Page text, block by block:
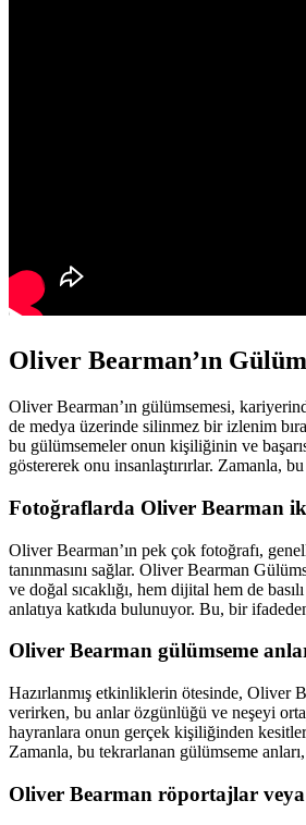
Oliver Bearman’ın
Oliver Bearman’ın gülümsemesi,
de medya üzerinde silinmez bir izlenim
bu gülümsemeler onun kişiliğinin ve
göstererek onu insanlaştırırlar. Zamanla,
Fotoğraflarda Oliver Bearman
Oliver Bearman’ın pek çok fotoğrafı,
tanınmasını sağlar. Oliver Bearman
ve doğal sıcaklığı, hem dijital hem de
anlatıya katkıda bulunuyor. Bu, bir
Oliver Bearman gülümseme
Hazırlanmış etkinliklerin ötesinde, Oliver
verirken, bu anlar özgünlüğü ve neşeyi
hayranlara onun gerçek kişiliğinden
Zamanla, bu tekrarlanan gülümseme
Oliver Bearman röportajlar veya